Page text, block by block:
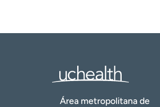
Área metropolitana de